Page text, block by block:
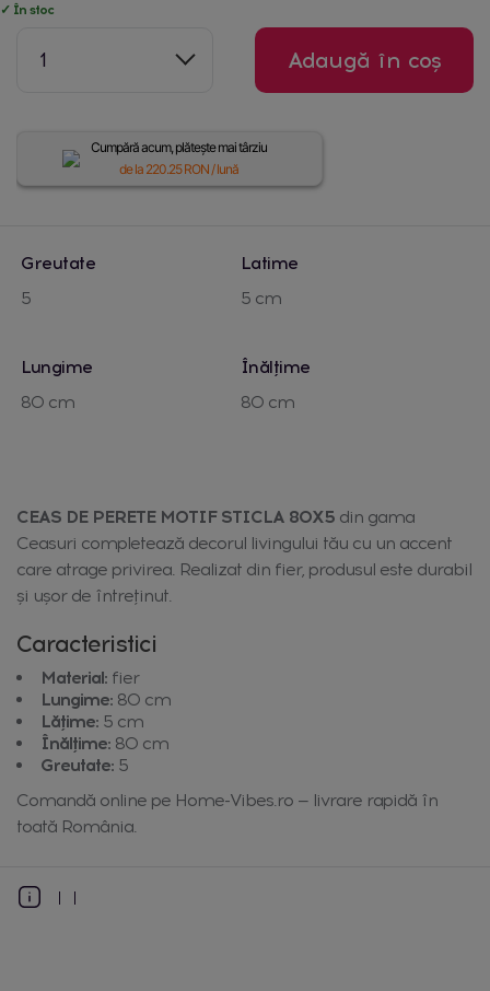
✓ În stoc
1 Adaugă în coș
Cumpără acum, plătește mai târziu
de la 220.25RON / lună
Greutate
5
Latime
5 cm
Lungime
80 cm
Înălțime
80 cm
CEAS DE PERETE MOTIF STICLA 80X5 din gama
Ceasuri completează decorul livingului tău cu un accent
care atrage privirea. Realizat din fier, produsul este durabil
și ușor de întreținut.
Caracteristici
Material: fier
Lungime: 80 cm
Lățime: 5 cm
Înălțime: 80 cm
Greutate: 5
Comandă online pe Home-Vibes.ro — livrare rapidă în
toată România.